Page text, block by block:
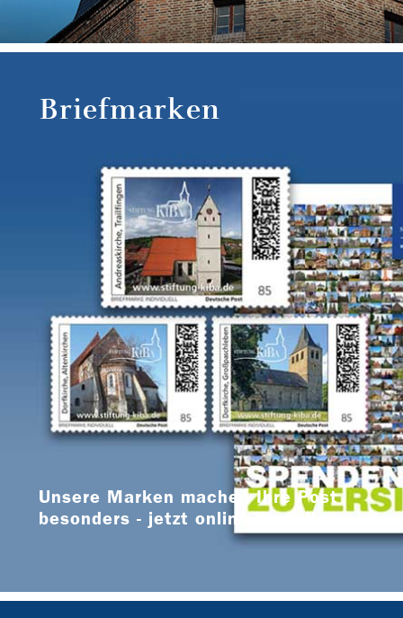
Briefmarken
Unsere Marken machen Ihre Post
besonders - jetzt online bestellen